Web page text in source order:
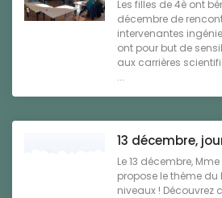
Les filles de 4è ont
décembre de
intervenantes
ont pour but de
aux carrières
...
13 décembre,
Le 13 décembre,
propose le thème
niveaux ! Découvrez